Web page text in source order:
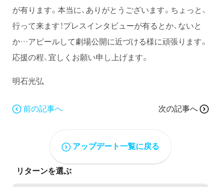
が有ります。本当に、ありがとうございます。ちょっと、
行って来ます！プレスインタビューが有るとか、ないと
か…アピールして劇場公開に近づける様に頑張ります。
応援の程、宜しくお願い申し上げます。
明石光弘
前の記事へ 次の記事へ
アップデート一覧に戻る
リターンを選ぶ